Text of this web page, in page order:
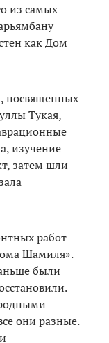
из самых
как Дом
посвященных
Тукая,
изучение
затем шли
работ
Шамиля».
были
они разные.